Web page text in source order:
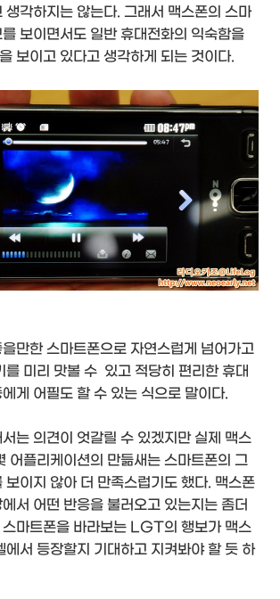
생각하지는 않는다. 그래서 맥스폰의 스마
보이면서도 일반 휴대전화의 익숙함을
보이고 있다고 생각하게 되는 것이다.
만한 스마트폰으로 자연스럽게 넘어가고
를 미리 맛볼 수 있고 적당히 편리한 휴대
게 어필도 할 수 있는 식으로 말이다.
는 의견이 엇갈릴 수 있겠지만 실제 맥스
어플리케이션의 만듦새는 스마트폰의 그
보이지 않아 더 만족스럽기도 했다. 맥스폰
서 어떤 반응을 불러오고 있는지는 좀더
스마트폰을 바라보는 LGT의 행보가 맥스
에서 등장할지 기대하고 지켜봐야 할 듯 하